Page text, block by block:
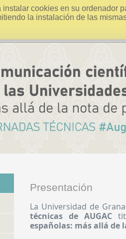
cookies en su ordenador
la instalación de las
Presentación
La Universidad de
técnicas de AUGAC
españolas: más allá de